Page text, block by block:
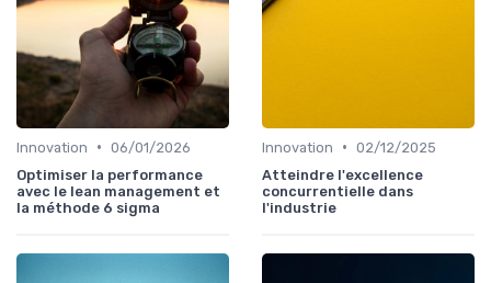
Innovation • 06/01/2026
Optimiser la performance
avec le lean management et
la méthode 6 sigma
Innovation • 02/12/2025
Atteindre l'excellence
concurrentielle dans
l'industrie